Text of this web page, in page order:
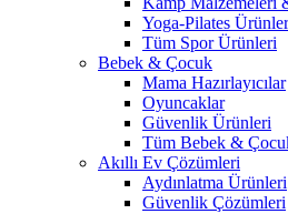
Yoga-Pilates
Tüm Spor Ürünleri
Bebek & Çocuk
Mama Hazırlayıcılar
Oyuncaklar
Güvenlik Ürünleri
Tüm Bebek &
Akıllı Ev Çözümleri
Aydınlatma Ürünleri
Güvenlik Çözümleri